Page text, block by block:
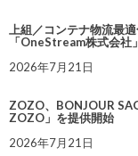
上組／コンテナ物流最
「OneStream株式会社
2026年7月21日
ZOZO、BONJOUR
ZOZO」を提供開始
2026年7月21日